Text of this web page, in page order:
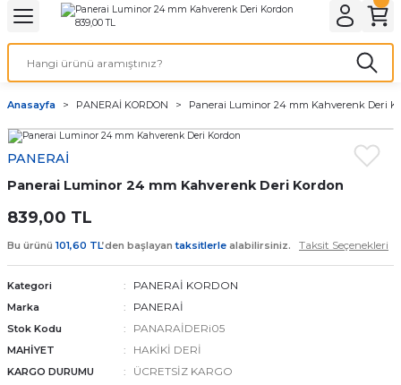
& ELEKTİRİK AYDINLATMA & ELEKTRİK
ve Cihaz Pilleri
ÇEŞİTLERİ
Kordon Çeşitleri
Kordonları
saat kordonu
Kordonları
Anasayfa PANERAİ KORDON Panerai Luminor 24 mm Kahverenk Deri
PANERAİ
Panerai Luminor 24 mm Kahverenk Deri Kordon
839,00 TL
Bu ürünü 101,60 TL’den başlayantaksitlerle alabilirsiniz. Taksit Seçenekleri
Kategori PANERAİ KORDON
Marka PANERAİ
Stok Kodu PANARAİDERi05
MAHİYET HAKİKİ DERİ
KARGO DURUMU ÜCRETSİZ KARGO